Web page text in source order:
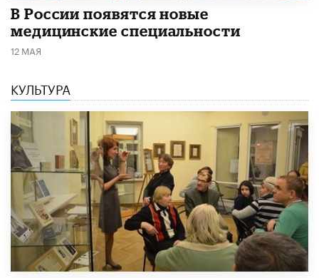
В России появятся новые
медицинские специальности
12 МАЯ
КУЛЬТУРА